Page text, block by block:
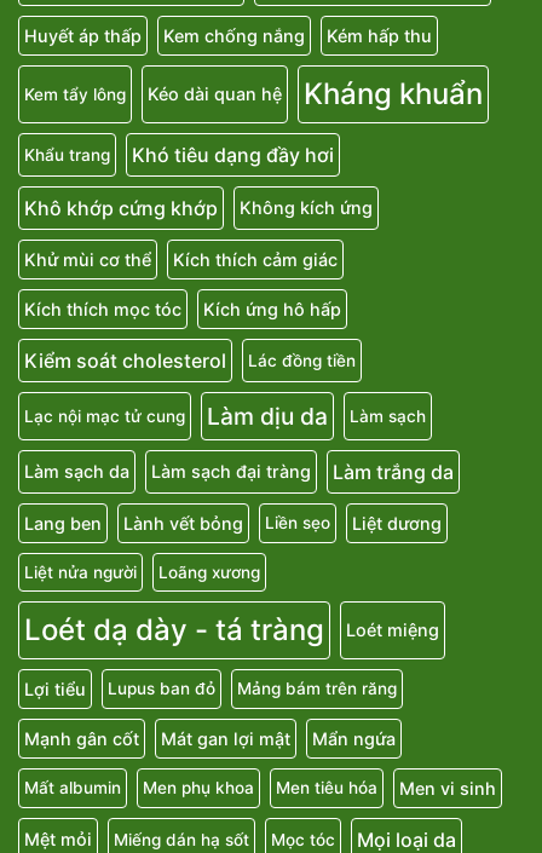
Huyết áp thấp Kem chống nắng Kém hấp thu
Kem tẩy lông Kéo dài quan hệ Kháng khuẩn
Khẩu trang Khó tiêu dạng đầy hơi
Khô khớp cứng khớp Không kích ứng
Khử mùi cơ thể Kích thích cảm giác
Kích thích mọc tóc Kích ứng hô hấp
Kiểm soát cholesterol Lác đồng tiền
Lạc nội mạc tử cung Làm dịu da Làm sạch
Làm sạch da Làm sạch đại tràng Làm trắng da
Lang ben Lành vết bỏng Liền sẹo Liệt dương
Liệt nửa người Loãng xương
Loét dạ dày - tá tràng Loét miệng
Lợi tiểu Lupus ban đỏ Mảng bám trên răng
Mạnh gân cốt Mát gan lợi mật Mẩn ngứa
Mất albumin Men phụ khoa Men tiêu hóa Men vi sinh
Mệt mỏi Miếng dán hạ sốt Mọc tóc Mọi loại da